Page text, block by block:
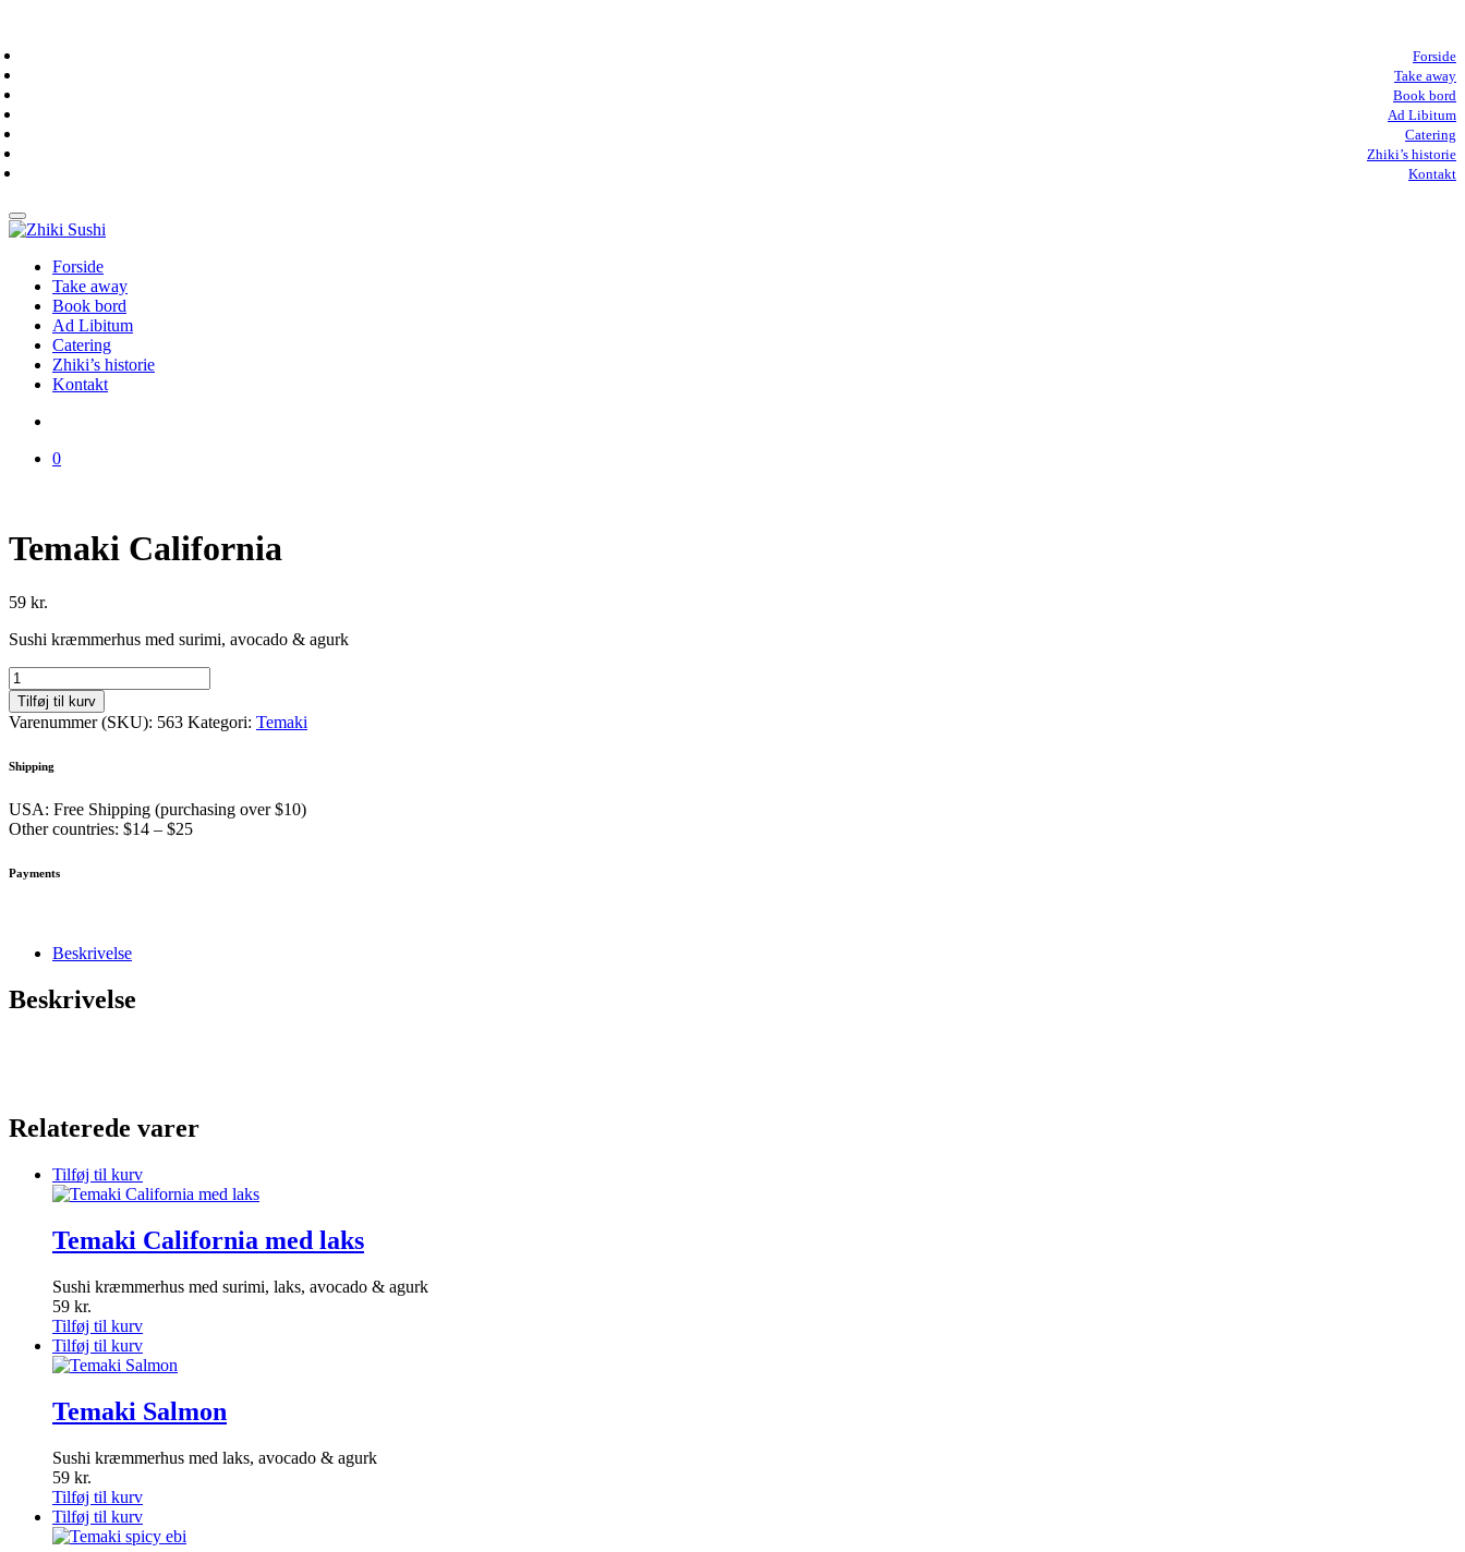
Forside
Take away
Book bord
Ad Libitum
Catering
Zhiki’s historie
Kontakt
Forside
Take away
Book bord
Ad Libitum
Catering
Zhiki’s historie
Kontakt
0
Temaki California
59 kr.
Sushi kræmmerhus med surimi, avocado & agurk
Temaki
California
antal
Tilføj til kurv
Varenummer (SKU): 563 Kategori: Temaki
Shipping
USA: Free Shipping (purchasing over $10)
Other countries: $14 – $25
Payments
Beskrivelse
Beskrivelse
Relaterede varer
Tilføj til kurv
Temaki California med laks
Sushi kræmmerhus med surimi, laks, avocado & agurk
59 kr.
Tilføj til kurv
Tilføj til kurv
Temaki Salmon
Sushi kræmmerhus med laks, avocado & agurk
59 kr.
Tilføj til kurv
Tilføj til kurv